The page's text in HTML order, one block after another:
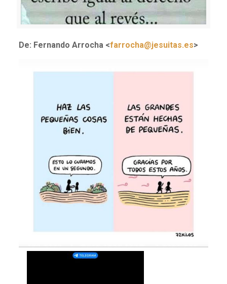
De: Fernando Arrocha <farrocha@jesuitas.es>